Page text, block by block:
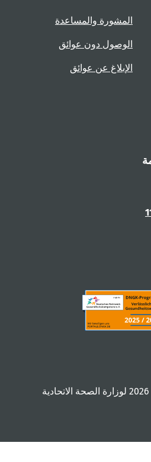
المشورة والمساعدة
الوصول دون عوائق
الإبلاغ عن عوائق